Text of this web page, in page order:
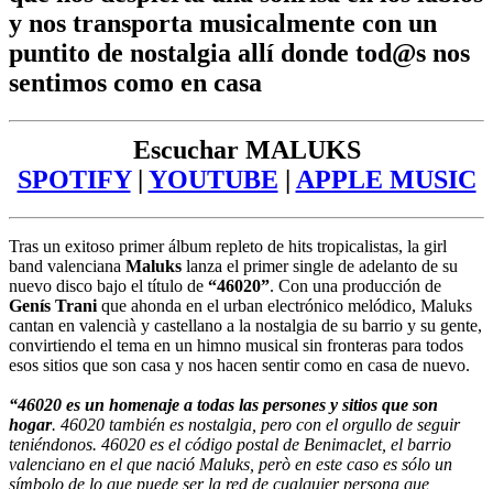
y nos transporta musicalmente con un
puntito de nostalgia allí donde tod@s nos
sentimos como en casa
Escuchar MALUKS
SPOTIFY| YOUTUBE | APPLE MUSIC
Tras un exitoso primer álbum repleto de hits tropicalistas, la girl
band valenciana Maluks lanza el primer single de adelanto de su
nuevo disco bajo el título de “46020”. Con una producción de
Genís Trani que ahonda en el urban electrónico melódico, Maluks
cantan en valencià y castellano a la nostalgia de su barrio y su gente,
convirtiendo el tema en un himno musical sin fronteras para todos
esos sitios que son casa y nos hacen sentir como en casa de nuevo.
“46020 es un homenaje a todas las persones y sitios que son
hogar. 46020 también es nostalgia, pero con el orgullo de seguir
teniéndonos. 46020 es el código postal de Benimaclet, el barrio
valenciano en el que nació Maluks, però en este caso es sólo un
símbolo de lo que puede ser la red de cualquier persona que